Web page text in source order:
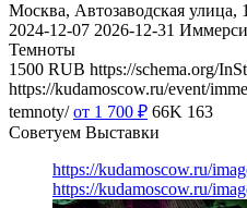
Москва, Автозаводская улица,
2024-12-07 2026-12-31
Темноты
1500 RUB https://schema.org/
https://kudamoscow.ru/event/
temnoty/ от 1 700 ₽ 66K 163
Советуем Выставки
https://kudamoscow.ru/
https://kudamoscow.ru/